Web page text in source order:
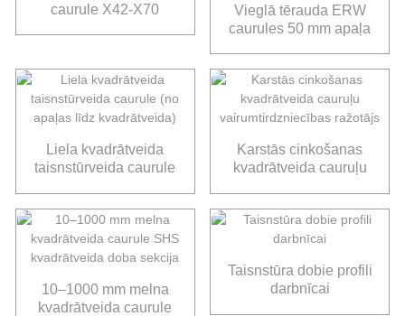
caurule X42-X70
Vieglā tērauda ERW
caurules 50 mm apaļa
Liela kvadrātveida
taisnstūrveida caurule
Karstās cinkošanas
kvadrātveida cauruļu
10–1000 mm melna
kvadrātveida caurule
Taisnstūra dobie profili
darbnīcai